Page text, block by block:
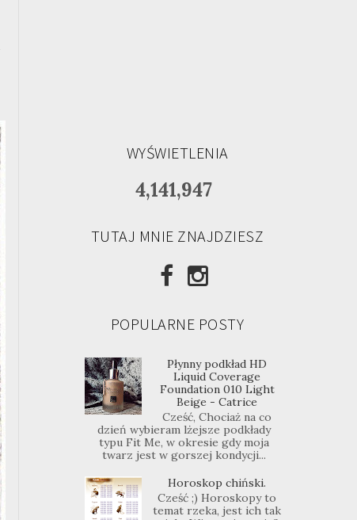
WYŚWIETLENIA
4,141,947
TUTAJ MNIE ZNAJDZIESZ
POPULARNE POSTY
Płynny podkład HD
Liquid Coverage
Foundation 010 Light
Beige - Catrice
Cześć, Chociaż na co
dzień wybieram lżejsze podkłady
typu Fit Me, w okresie gdy moja
twarz jest w gorszej kondycji...
Horoskop chiński.
Cześć ;) Horoskopy to
temat rzeka, jest ich tak